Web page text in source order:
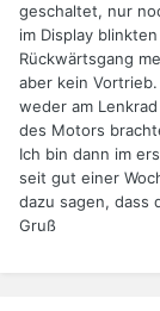
geschaltet, nur
im Display
Rückwärtsgang
aber kein
weder am
des Motors
Ich bin dann im
seit gut einer
dazu sagen, dass
Gruß